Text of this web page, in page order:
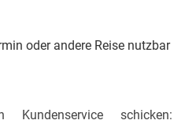
oder andere Reise nutzbar
schicken: